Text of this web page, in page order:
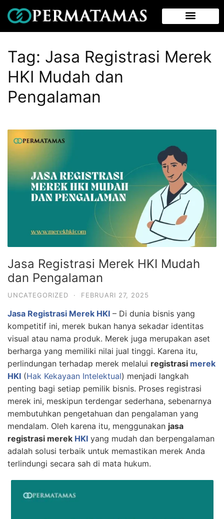
Tag: Jasa Registrasi Merek
HKI Mudah dan
Pengalaman
Jasa Registrasi Merek HKI Mudah
dan Pengalaman
UNCATEGORIZED · FEBRUARI 27, 2025
Jasa Registrasi Merek HKI – Di dunia bisnis yang
kompetitif ini, merek bukan hanya sekadar identitas
visual atau nama produk. Merek juga merupakan aset
berharga yang memiliki nilai jual tinggi. Karena itu,
perlindungan terhadap merek melalui registrasi merek
HKI (Hak Kekayaan Intelektual) menjadi langkah
penting bagi setiap pemilik bisnis. Proses registrasi
merek ini, meskipun terdengar sederhana, sebenarnya
membutuhkan pengetahuan dan pengalaman yang
mendalam. Oleh karena itu, menggunakan jasa
registrasi merek HKI yang mudah dan berpengalaman
adalah solusi terbaik untuk memastikan merek Anda
terlindungi secara sah di mata hukum.